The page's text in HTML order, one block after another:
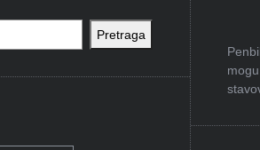
Pretraga